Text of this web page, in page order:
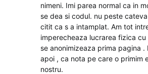
nimeni. Imi parea normal ca in
se dea si codul. nu peste
citit ca s a intamplat. Am tot
imperecheaza lucrarea fizica
se anonimizeaza prima pagina .
apoi , ca nota pe care o primim
nostru.